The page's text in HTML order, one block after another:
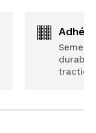
durable
traction.